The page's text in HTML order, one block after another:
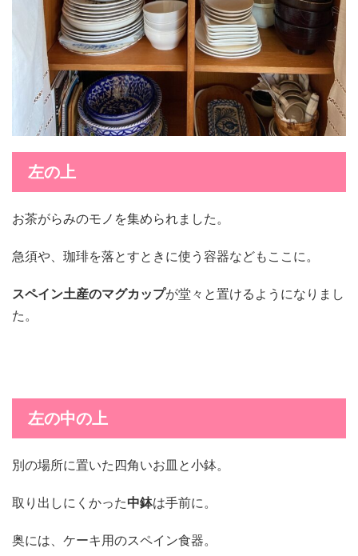
左の上
お茶がらみのモノを集められました。
急須や、珈琲を落とすときに使う容器などもここに。
スペイン土産のマグカップが堂々と置けるようになりまし
た。
左の中の上
別の場所に置いた四角いお皿と小鉢。
取り出しにくかった中鉢は手前に。
奥には、ケーキ用のスペイン食器。